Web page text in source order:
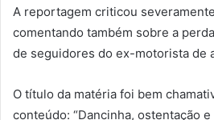
A reportagem criticou
comentando também sobre a
de seguidores do ex-motorista de
O título da matéria foi bem
conteúdo: “Dancinha, ostentação